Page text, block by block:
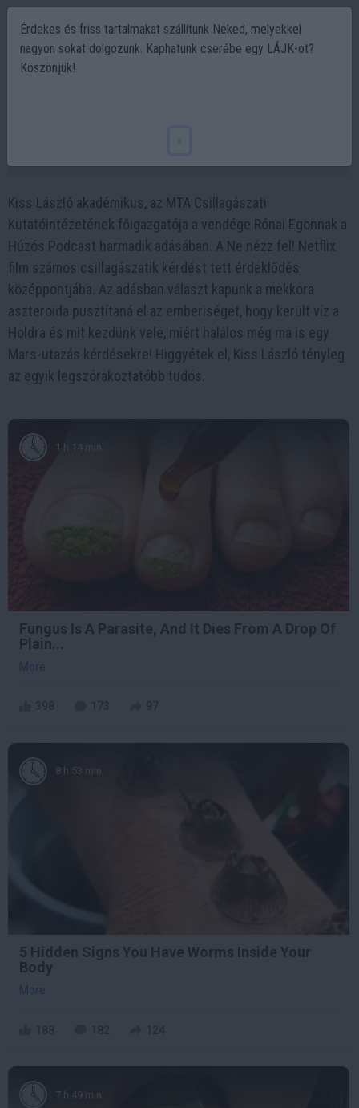
Kiss László akadémikus, az MTA Csillagászati
Kutatóintézetének főigazgatója a vendége Rónai Egonnak a
Húzós Podcast harmadik adásában. A Ne nézz fel! Netflix
film számos csillagászatik kérdést tett érdeklődés
középpontjába. Az adásban választ kapunk a mekkora
aszteroida pusztítaná el az emberiséget, hogy került víz a
Holdra és mit kezdünk vele, miért halálos még ma is egy
Mars-utazás kérdésekre! Higgyétek el, Kiss László tényleg
az egyik legszórakoztatóbb tudós.
1 h 14 min
Fungus Is A Parasite, And It Dies From A Drop Of
Plain...
More
8 h 53 min
5 Hidden Signs You Have Worms Inside Your
Body
More
7 h 49 min
Érdekes és friss tartalmakat szállítunk Neked, melyekkel
nagyon sokat dolgozunk. Kaphatunk cserébe egy LÁJK-ot?
Köszönjük!